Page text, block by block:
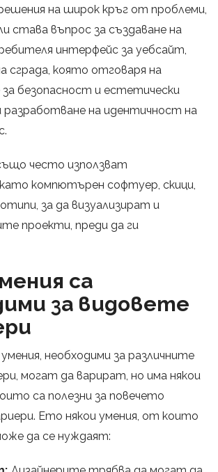
на широк кръг от проблеми,
става въпрос за създаване на
интерфейс за уебсайт,
сграда, която отговаря на
безопасност и естетически
разработване на идентичност на
често използват
компютърен софтуер, скици,
за да визуализират и
проекти, преди да ги
са
за видовете
необходими за различните
могат да варират, но има някои
са полезни за повечето
Ето някои умения, от които
да се нуждаят: